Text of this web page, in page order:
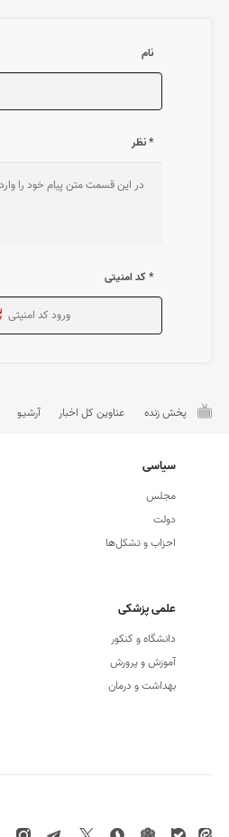
نام
* نظر
* کد امنیتی
پخش زنده عناوین کل اخبار آرشیو
سیاسی
مجلس
دولت
احزاب و تشکل‌ها
علمی پزشکی
دانشگاه و كنكور
آموزش و پرورش
بهداشت و درمان